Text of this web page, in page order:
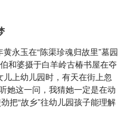
永玉在“陈渠珍魂归故里”墓园
和婆摄于白羊岭古椿书屋在夺
上幼儿园时，有天在街上忽
她这一问，我猜她一定是在动
把“故乡”往幼儿园孩子能理解